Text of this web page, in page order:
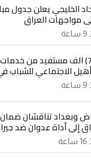
مواجهات العراق
(796) الف مستفيد من
الاجتماعي للشباب
وبغداد تناقشان
إلى أداة عدوان ضد